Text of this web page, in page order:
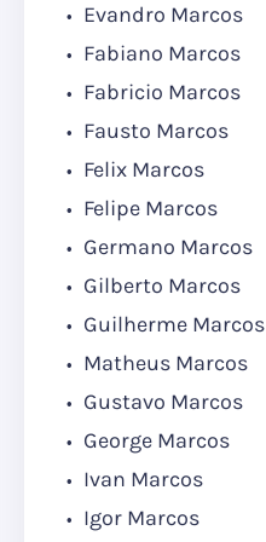
Evandro Marcos
Fabiano Marcos
Fabricio Marcos
Fausto Marcos
Felix Marcos
Felipe Marcos
Germano Marcos
Gilberto Marcos
Guilherme Marcos
Matheus Marcos
Gustavo Marcos
George Marcos
Ivan Marcos
Igor Marcos